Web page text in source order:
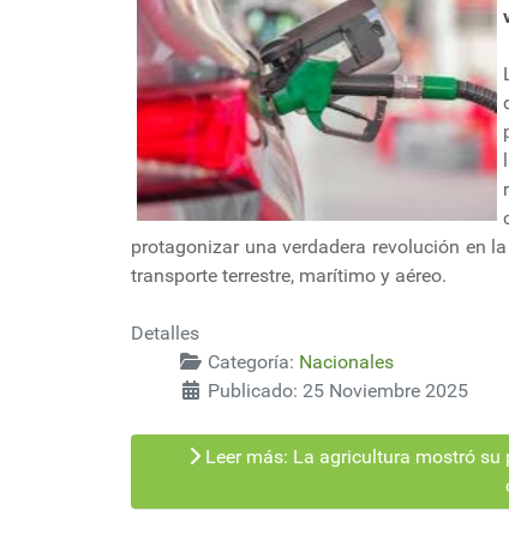
protagonizar una verdadera revolución en
transporte terrestre, marítimo y aéreo.
Detalles
Categoría: Nacionales
Publicado: 25 Noviembre 2025
Leer más: La agricultura mostró